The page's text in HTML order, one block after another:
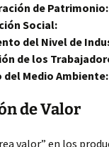
de Patrimonio:
Social:
del Nivel de
de los
del Medio Ambiente:
de Valor
valor” en los